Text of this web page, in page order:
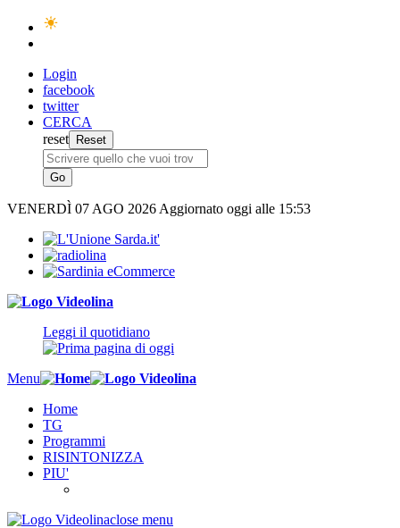
Login
facebook
twitter
CERCA
reset
VENERDÌ 07 AGO 2026 Aggiornato oggi alle 15:53
Leggi il quotidiano
Menu
Home
TG
Programmi
RISINTONIZZA
PIU'
close menu